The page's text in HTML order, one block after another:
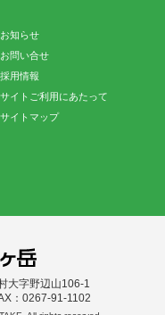
お知らせ
お問い合せ
採用情報
サイトご利用にあたって
サイトマップ
大字野辺山106-1
：0267-91-1102